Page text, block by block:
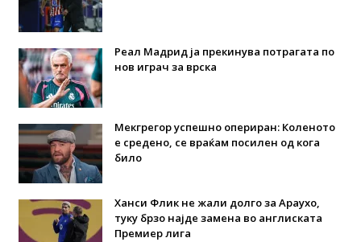
Реал Мадрид ја прекинува потрагата по
нов играч за врска
Мекгрегор успешно опериран: Коленото
е средено, се враќам посилен од кога
било
Ханси Флик не жали долго за Араухо,
туку брзо најде замена во англиската
Премиер лига